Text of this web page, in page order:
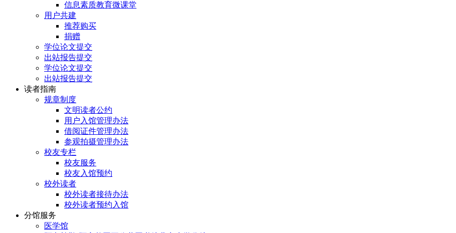
信息素质教育微课堂
用户共建
推荐购买
捐赠
学位论文提交
出站报告提交
学位论文提交
出站报告提交
读者指南
规章制度
文明读者公约
用户入馆管理办法
借阅证件管理办法
参观拍摄管理办法
校友专栏
校友服务
校友入馆预约
校外读者
校外读者接待办法
校外读者预约入馆
分馆服务
医学馆